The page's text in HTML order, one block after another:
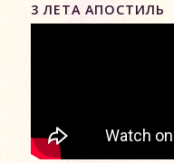
3 ЛЕТА АПОСТИЛЬ